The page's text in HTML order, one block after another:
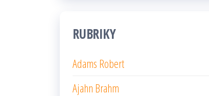
RUBRIKY
Adams Robert
Ajahn Brahm